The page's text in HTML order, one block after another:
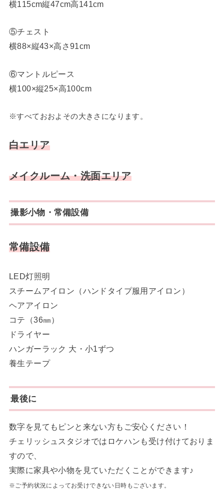
横115cm縦47cm高141cm
⑤チェスト
横88×縦43×高さ91cm
⑥マントルピース
横100×縦25×高100cm
※すべておおよその大きさになります。
白エリア
メイクルーム・洗面エリア
撮影小物・常備設備
常備設備
LED灯照明
スチームアイロン（ハンドタイプ服用アイロン）
ヘアアイロン
コテ（36㎜）
ドライヤー
ハンガーラック 大・小1ずつ
養生テープ
最後に
数字を見てもピンと来ない方もご安心ください！
チェリッシュスタジオではロケハンも受け付けておりま
すので、
実際に家具や小物を見ていただくことができます♪
※ご予約状況によってお受けできない日時もございます。